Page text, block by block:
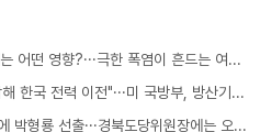
[뉴스ON] 부동산 세제개편, 지역에는 어떤 영향?···극한 폭염이 흔드는 여름 일상
"미국, 이란 전쟁으로 패트리엇 급감해 한국 전력 이전"···미 국방부, 방산기업에 "생산 능력 확대 계획 21일까지 제출하라"
더불어민주당 신임 대구시당위원장에 박형룡 선출···경북도당위원장에는 오중기